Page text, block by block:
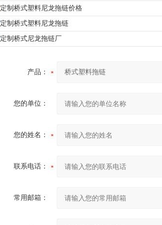
定制桥式塑料尼龙拖链价格
定制桥式塑料尼龙拖链
定制桥式尼龙拖链厂
产品：
您的单位：
您的姓名：
联系电话：
常用邮箱：